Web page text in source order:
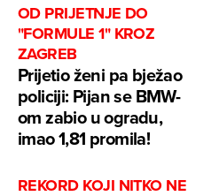
OD PRIJETNJE DO
"FORMULE 1" KROZ
ZAGREB
Prijetio ženi pa bježao
policiji: Pijan se BMW-
om zabio u ogradu,
imao 1,81 promila!
REKORD KOJI NITKO NE